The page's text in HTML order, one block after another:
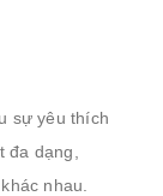
sự yêu thích
dạng,
nhau.